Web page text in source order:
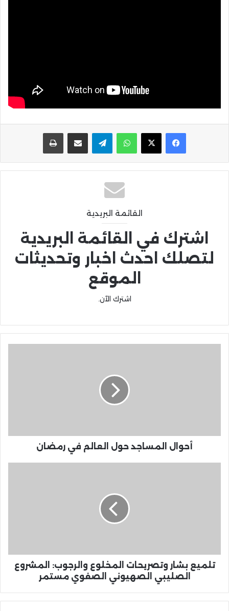
واتساب تيلقرام مشاركة عبر البريد
القائمة البريدية
اشترك في القائمة البريدية
لتصلك احدث اخبار وتحديثات
الموقع
اشترك الآن.
أحوال المساجد حول العالم في رمضان
تلميع بشار وتصريحات المخلوع والرجوب: المشروع
الصليبي الصهيوني الصفوي مستمر